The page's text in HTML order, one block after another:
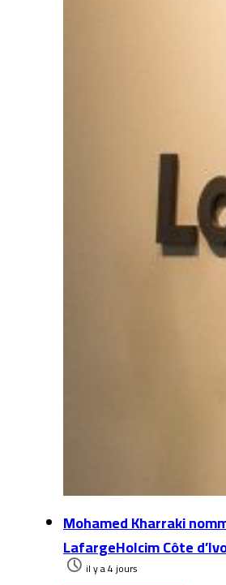
Mohamed Kharraki
LafargeHolcim Côte
il y a 4 jours